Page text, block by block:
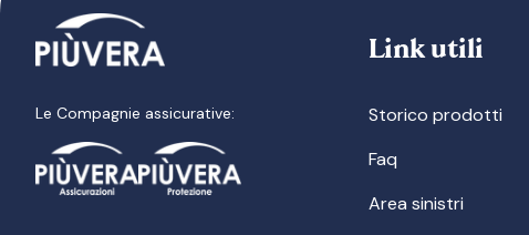
Le Compagnie assicurative:
Link utili
Storico prodotti
Faq
Area sinistri